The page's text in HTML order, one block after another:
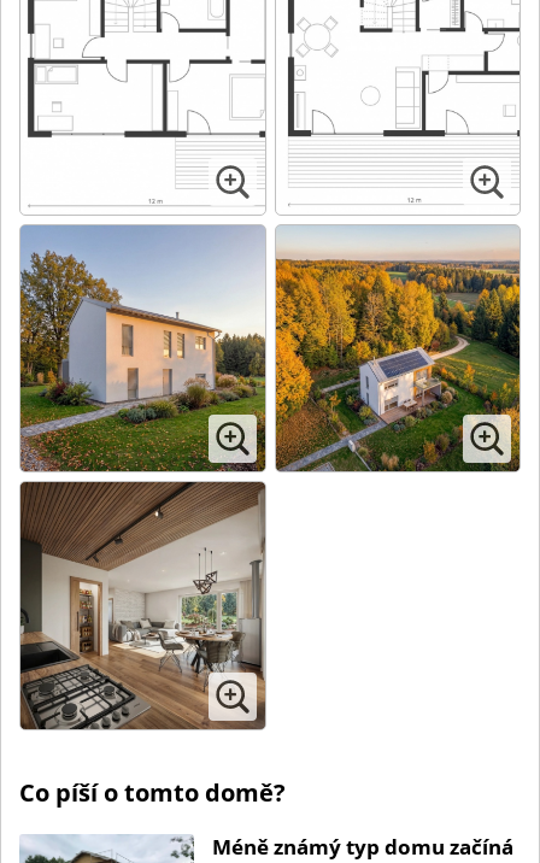
Co píší o tomto domě?
Méně známý typ domu začíná